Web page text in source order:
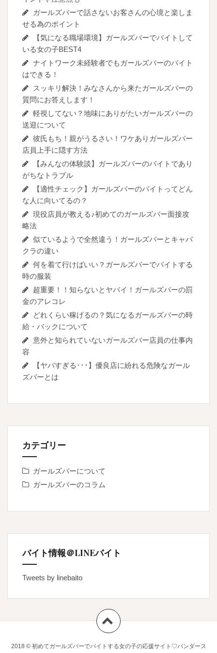
ガールズバーで話さないお客さんの心境と楽しま
せる為のポイント
【気になる職場環境】ガールズバーでバイトして
いる女の子BEST4
ナイトワーク未経験者でもガールズバーのバイト
はできる！
スッキリ解決！みなさんから来たガールズバーの
質問にお答えします！
軽視してない？地味にありがたいガールズバーの
送迎について
彼氏もち！親がうるさい！ワケありガールズバー
店員上手に隠す方法
【みんなの体験談】ガールズバーのバイトであり
がちなトラブル
【適性チェック】ガールズバーのバイトってどん
な人に向いてるの？
現役店員が教える♪初めてのガールズバー面接攻
略法
似ているようで全然違う！ガールズバーとキャバ
クラの違い
何を着て行けばいい？ガールズバーでバイトする
時の服装
超重要！！知らないとヤバイ！ガールズバーの罰
金のアレコレ
どれくらい稼げるの？気になるガールズバーの時
給・バックについて
意外と知られていないガールズバー店員の仕事内
容
【ヤバすぎる･･･】優良店に紛れる危険なガール
ズバーとは
カテゴリー
ガールズバーについて
ガールズバーのコラム
バイト情報＠LINEバイト
Tweets by linebaito
2018 © 初めてガールズバーでバイトする女の子の応援サイト♡パンダース